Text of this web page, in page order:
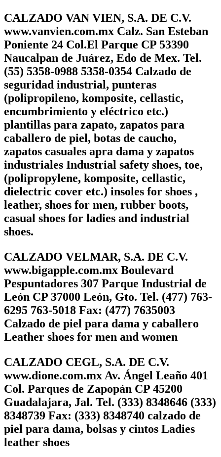
CALZADO VAN VIEN, S.A. DE C.V.
www.vanvien.com.mx Calz. San Esteban
Poniente 24 Col.El Parque CP 53390
Naucalpan de Juárez, Edo de Mex. Tel.
(55) 5358-0988 5358-0354 Calzado de
seguridad industrial, punteras
(polipropileno, komposite, cellastic,
encumbrimiento y eléctrico etc.)
plantillas para zapato, zapatos para
caballero de piel, botas de caucho,
zapatos casuales apra dama y zapatos
industriales Industrial safety shoes, toe,
(polipropylene, komposite, cellastic,
dielectric cover etc.) insoles for shoes ,
leather, shoes for men, rubber boots,
casual shoes for ladies and industrial
shoes.
CALZADO VELMAR, S.A. DE C.V.
www.bigapple.com.mx Boulevard
Pespuntadores 307 Parque Industrial de
León CP 37000 León, Gto. Tel. (477) 763-
6295 763-5018 Fax: (477) 7635003
Calzado de piel para dama y caballero
Leather shoes for men and women
CALZADO CEGL, S.A. DE C.V.
www.dione.com.mx Av. Ángel Leaño 401
Col. Parques de Zapopán CP 45200
Guadalajara, Jal. Tel. (333) 8348646 (333)
8348739 Fax: (333) 8348740 calzado de
piel para dama, bolsas y cintos Ladies
leather shoes